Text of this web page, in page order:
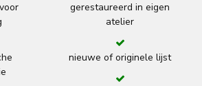
gerestaureerd in eigen
atelier
nieuwe of originele lijst